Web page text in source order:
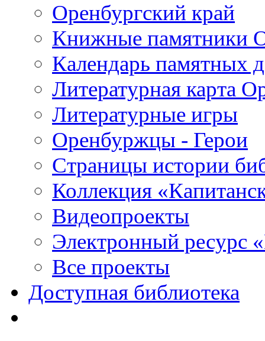
Оренбургский край
Книжные памятники
Календарь памятных
Литературная карта
Литературные игры
Оренбуржцы - Герои
Страницы истории
Коллекция
Видеопроекты
Электронный ресурс
Все проекты
Доступная библиотека